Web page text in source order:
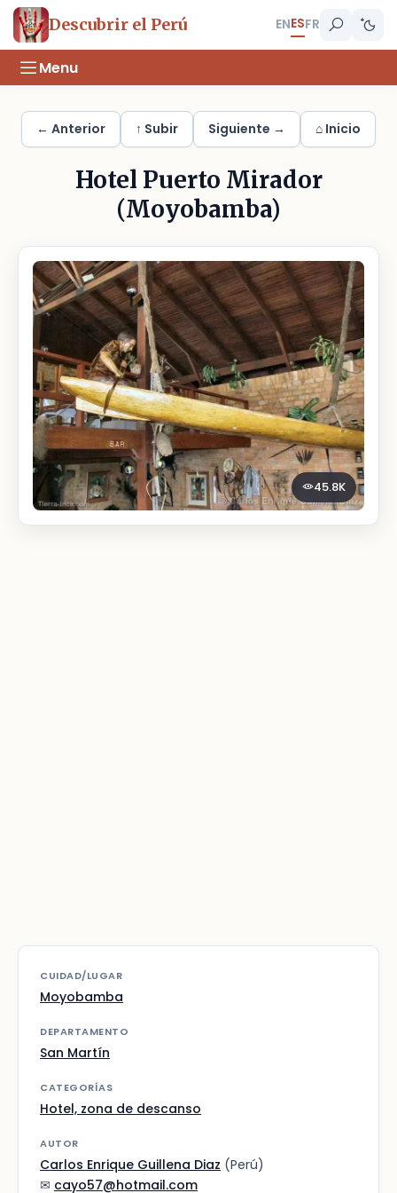
Descubrir el Perú ENESFR
Menu
← Anterior ↑ Subir Siguiente → ⌂ Inicio
Hotel Puerto Mirador
(Moyobamba)
45.8K
CUIDAD/LUGAR
Moyobamba
DEPARTAMENTO
San Martín
CATEGORÍAS
Hotel, zona de descanso
AUTOR
Carlos Enrique Guillena Diaz (Perú)
✉ cayo57@hotmail.com